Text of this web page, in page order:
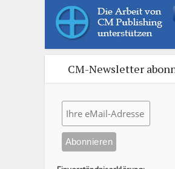
CM-Newsletter